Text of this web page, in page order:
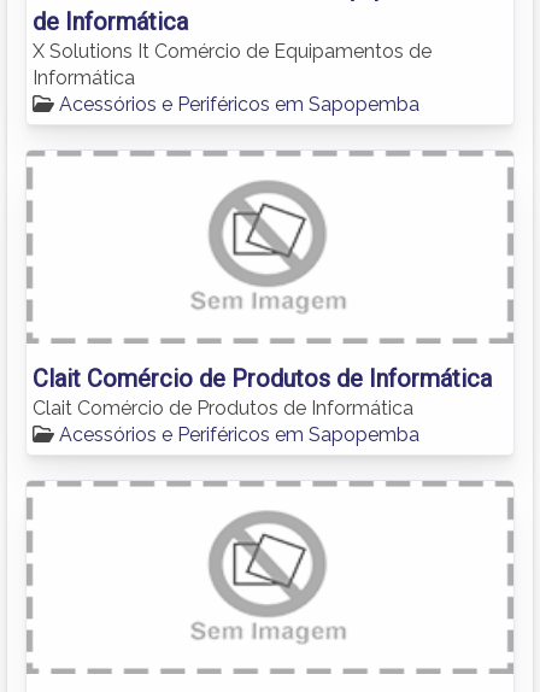
de Informática
X Solutions It Comércio de Equipamentos de
Informática
Acessórios e Periféricos em Sapopemba
Clait Comércio de Produtos de Informática
Clait Comércio de Produtos de Informática
Acessórios e Periféricos em Sapopemba